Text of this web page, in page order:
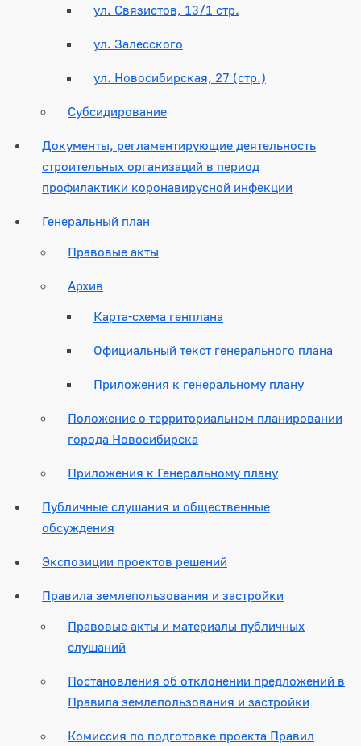
ул. Связистов, 13/1 стр.
ул. Залесского
ул. Новосибирская, 27 (стр.)
Субсидирование
Документы, регламентирующие деятельность
строительных организаций в период
профилактики коронавирусной инфекции
Генеральный план
Правовые акты
Архив
Карта-схема генплана
Официальный текст генерального плана
Приложения к генеральному плану
Положение о территориальном планировании
города Новосибирска
Приложения к Генеральному плану
Публичные слушания и общественные
обсуждения
Экспозиции проектов решений
Правила землепользования и застройки
Правовые акты и материалы публичных
слушаний
Постановления об отклонении предложений в
Правила землепользования и застройки
Комиссия по подготовке проекта Правил